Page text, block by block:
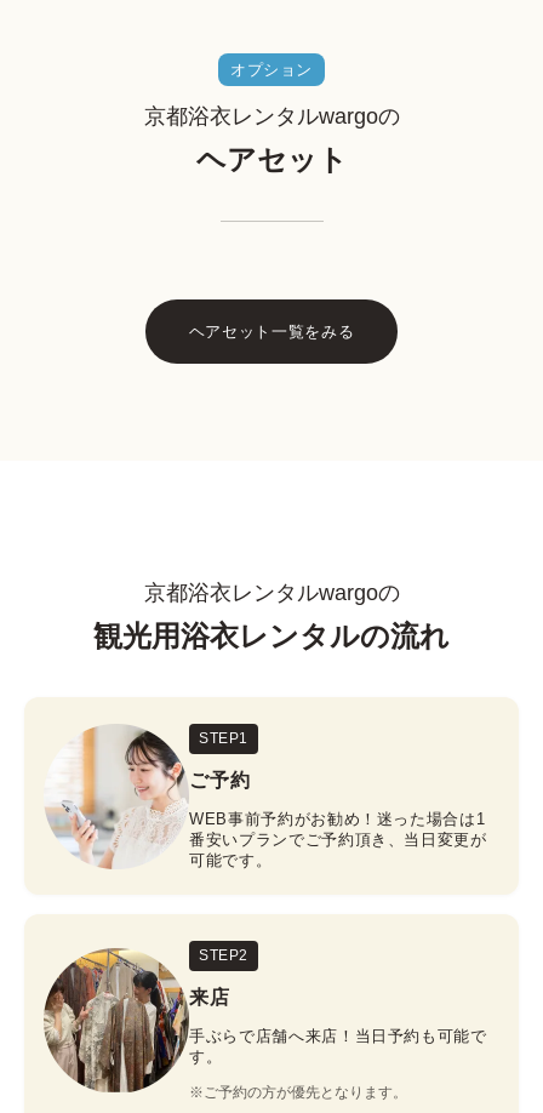
オプション
京都浴衣レンタルwargoの
ヘアセット
ヘアセット一覧をみる
京都浴衣レンタルwargoの
観光用浴衣レンタルの流れ
STEP1
ご予約
WEB事前予約がお勧め！迷った場合は1
番安いプランでご予約頂き、当日変更が
可能です。
STEP2
来店
手ぶらで店舗へ来店！当日予約も可能で
す。
※ご予約の方が優先となります。